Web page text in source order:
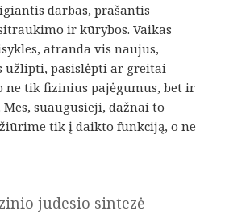
darbas, prašantis
ir kūrybos. Vaikas
atranda vis naujus,
užlipti, pasislėpti ar greitai
ne tik fizinius pajėgumus, bet ir
suaugusieji, dažnai to
tik į daikto funkciją, o ne
judesio sintezė